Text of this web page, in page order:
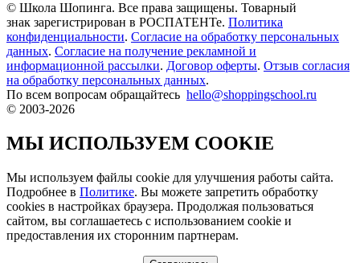
© Школа Шопинга. Все права защищены. Товарный
знак зарегистрирован в РОСПАТЕНТе. Политика
конфиденциальности. Согласие на обработку персональных
данных. Согласие на получение рекламной и
информационной рассылки. Договор оферты. Отзыв согласия
на обработку персональных данных.
По всем вопросам обращайтесь hello@shoppingschool.ru
© 2003-2026
МЫ ИСПОЛЬЗУЕМ COOKIE
Мы используем файлы cookie для улучшения работы сайта.
Подробнее в Политике. Вы можете запретить обработку
сookies в настройках браузера. Продолжая пользоваться
сайтом, вы соглашаетесь с использованием cookie и
предоставления их сторонним партнерам.